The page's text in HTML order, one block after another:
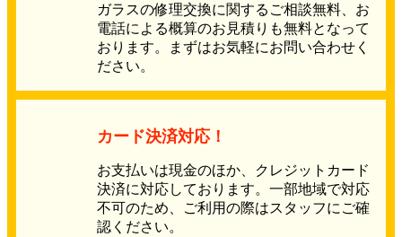
ガラスの修理交換に関するご相談無料、お
電話による概算のお見積りも無料となって
おります。まずはお気軽にお問い合わせく
ださい。
カード決済対応！
お支払いは現金のほか、クレジットカード
決済に対応しております。一部地域で対応
不可のため、ご利用の際はスタッフにご確
認ください。